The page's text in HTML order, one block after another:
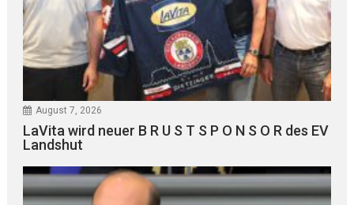
August 7, 2026
LaVita wird neuer B R U S T S P O N S O R des EV
Landshut